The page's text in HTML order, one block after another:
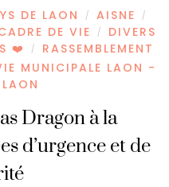
DE LAON / AISNE /
DE VIE / DIVERS
❤️ /
RASSEMBLEMENT
MUNICIPALE LAON -
Dragon à la
d’urgence et de